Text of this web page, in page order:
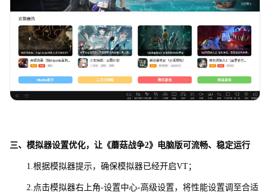
三、模拟器设置优化，让《蘑菇战争2》电脑版可流畅、稳定运行
1.根据模拟器提示，确保模拟器已经开启VT；
2.点击模拟器右上角-设置中心-高级设置，将性能设置调至合适